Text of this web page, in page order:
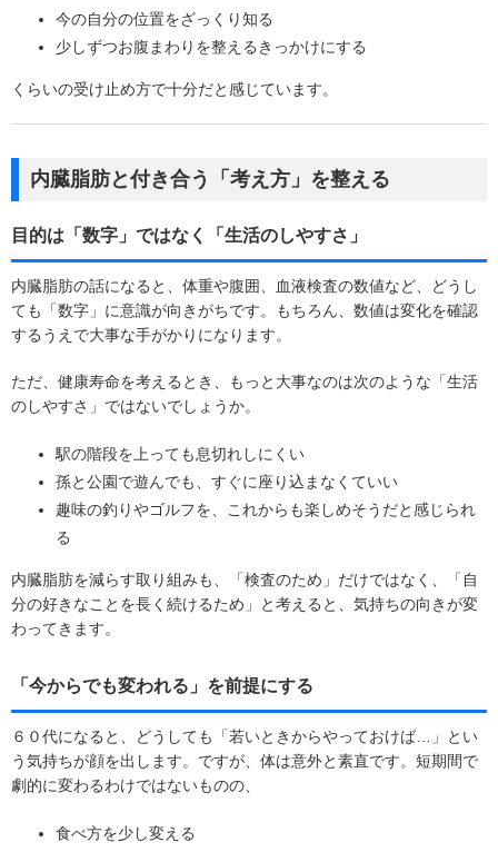
今の自分の位置をざっくり知る
少しずつお腹まわりを整えるきっかけにする
くらいの受け止め方で十分だと感じています。
内臓脂肪と付き合う「考え方」を整える
目的は「数字」ではなく「生活のしやすさ」
内臓脂肪の話になると、体重や腹囲、血液検査の数値など、どうし
ても「数字」に意識が向きがちです。もちろん、数値は変化を確認
するうえで大事な手がかりになります。
ただ、健康寿命を考えるとき、もっと大事なのは次のような「生活
のしやすさ」ではないでしょうか。
駅の階段を上っても息切れしにくい
孫と公園で遊んでも、すぐに座り込まなくていい
趣味の釣りやゴルフを、これからも楽しめそうだと感じられ
る
内臓脂肪を減らす取り組みも、「検査のため」だけではなく、「自
分の好きなことを長く続けるため」と考えると、気持ちの向きが変
わってきます。
「今からでも変われる」を前提にする
６０代になると、どうしても「若いときからやっておけば…」とい
う気持ちが顔を出します。ですが、体は意外と素直です。短期間で
劇的に変わるわけではないものの、
食べ方を少し変える